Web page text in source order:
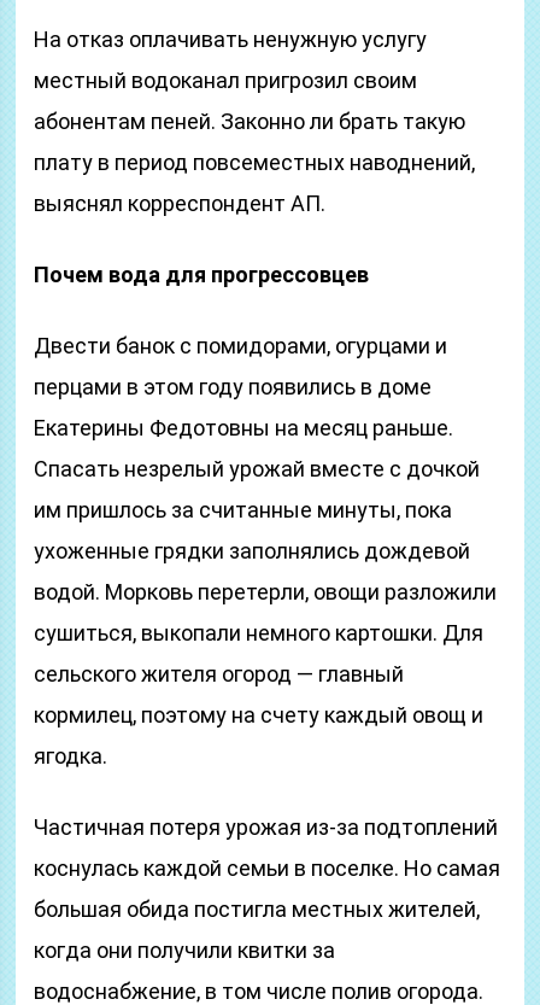
На отказ оплачивать ненужную услугу
местный водоканал пригрозил своим
абонентам пеней. Законно ли брать такую
плату в период повсеместных наводнений,
выяснял корреспондент АП.
Почем вода для прогрессовцев
Двести банок с помидорами, огурцами и
перцами в этом году появились в доме
Екатерины Федотовны на месяц раньше.
Спасать незрелый урожай вместе с дочкой
им пришлось за считанные минуты, пока
ухоженные грядки заполнялись дождевой
водой. Морковь перетерли, овощи разложили
сушиться, выкопали немного картошки. Для
сельского жителя огород — главный
кормилец, поэтому на счету каждый овощ и
ягодка.
Частичная потеря урожая из-за подтоплений
коснулась каждой семьи в поселке. Но самая
большая обида постигла местных жителей,
когда они получили квитки за
водоснабжение, в том числе полив огорода.